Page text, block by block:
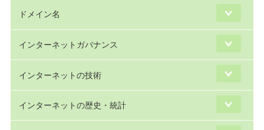
ドメイン名
インターネットガバナンス
インターネットの技術
インターネットの歴史・統計